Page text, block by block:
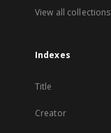
View all collections
Indexes
Title
Creator